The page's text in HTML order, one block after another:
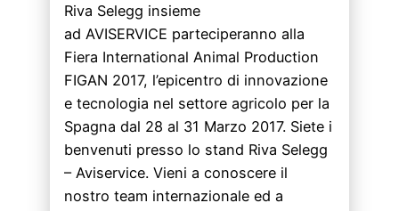
Riva Selegg insieme
ad AVISERVICE parteciperanno alla
Fiera International Animal Production
FIGAN 2017, l’epicentro di innovazione
e tecnologia nel settore agricolo per la
Spagna dal 28 al 31 Marzo 2017. Siete i
benvenuti presso lo stand Riva Selegg
– Aviservice. Vieni a conoscere il
nostro team internazionale ed a